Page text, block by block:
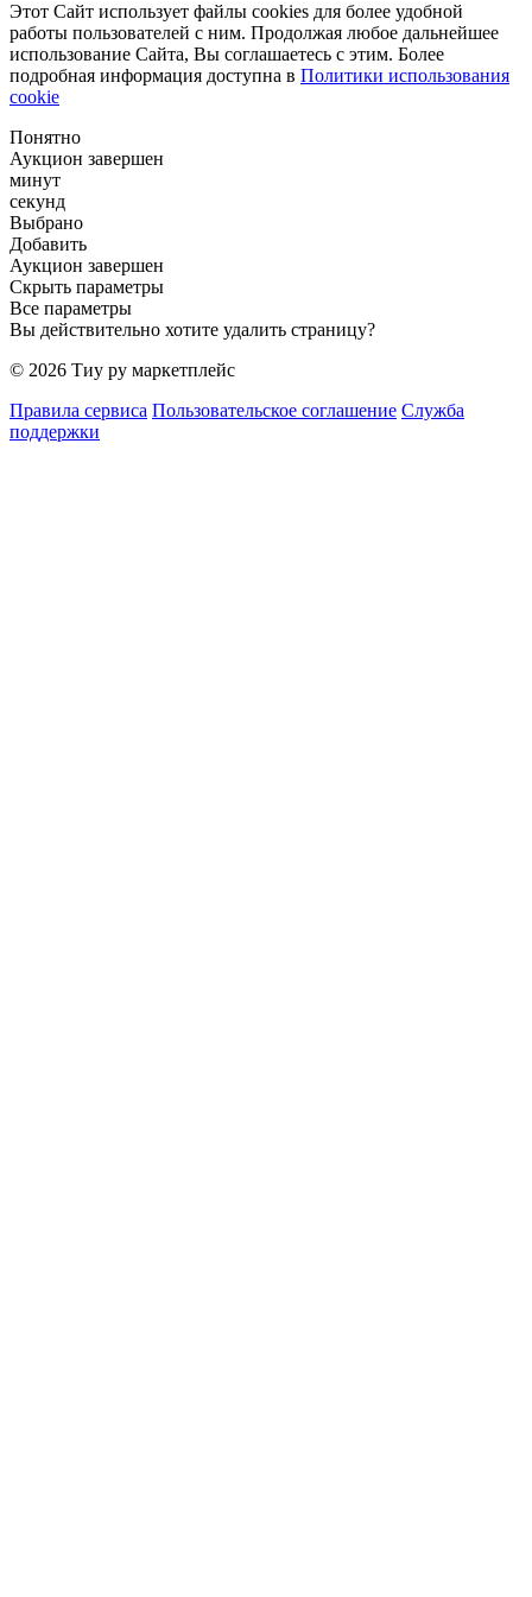
Этот Сайт использует файлы cookies для более удобной
работы пользователей с ним. Продолжая любое дальнейшее
использование Сайта, Вы соглашаетесь с этим. Более
подробная информация доступна в Политики использования
cookie
Понятно
Аукцион завершен
минут
секунд
Выбрано
Добавить
Аукцион завершен
Скрыть параметры
Все параметры
Вы действительно хотите удалить страницу?
© 2026 Тиу ру маркетплейс
Правила сервиса Пользовательское соглашение Служба
поддержки